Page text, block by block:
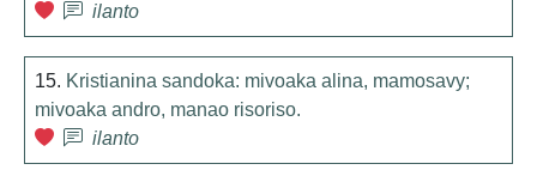
ilanto
15. Kristianina sandoka: mivoaka alina, mamosavy;
mivoaka andro, manao risoriso.
ilanto